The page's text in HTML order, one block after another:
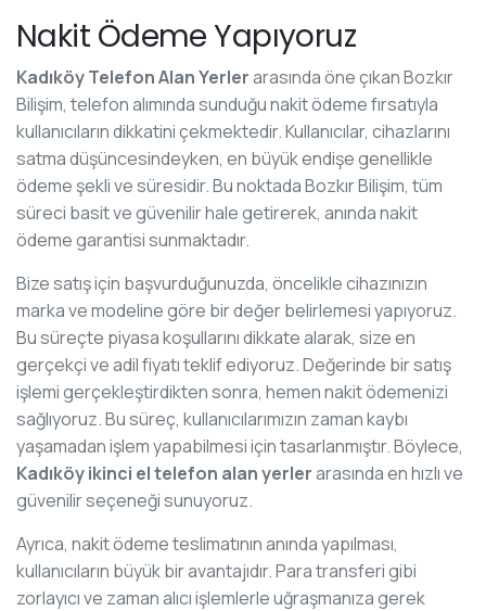
Nakit Ödeme Yapıyoruz
Kadıköy Telefon Alan Yerlerarasında öne çıkan Bozkır
Bilişim, telefon alımında sunduğu nakit ödeme fırsatıyla
kullanıcıların dikkatini çekmektedir. Kullanıcılar, cihazlarını
satma düşüncesindeyken, en büyük endişe genellikle
ödeme şekli ve süresidir. Bu noktada Bozkır Bilişim, tüm
süreci basit ve güvenilir hale getirerek, anında nakit
ödeme garantisi sunmaktadır.
Bize satış için başvurduğunuzda, öncelikle cihazınızın
marka ve modeline göre bir değer belirlemesi yapıyoruz.
Bu süreçte piyasa koşullarını dikkate alarak, size en
gerçekçi ve adil fiyatı teklif ediyoruz. Değerinde bir satış
işlemi gerçekleştirdikten sonra, hemen nakit ödemenizi
sağlıyoruz. Bu süreç, kullanıcılarımızın zaman kaybı
yaşamadan işlem yapabilmesi için tasarlanmıştır. Böylece,
Kadıköy ikinci el telefon alan yerlerarasında en hızlı ve
güvenilir seçeneği sunuyoruz.
Ayrıca, nakit ödeme teslimatının anında yapılması,
kullanıcıların büyük bir avantajıdır. Para transferi gibi
zorlayıcı ve zaman alıcı işlemlerle uğraşmanıza gerek